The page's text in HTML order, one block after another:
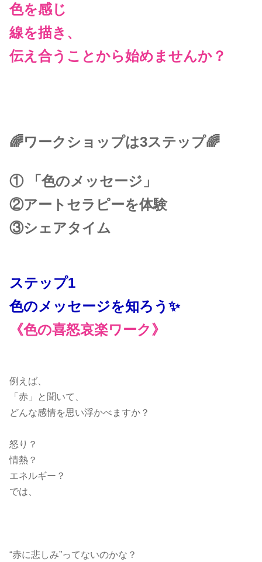
色を感じ
線を描き、
伝え合うことから始めませんか？
🌈ワークショップは3ステップ🌈
①「色のメッセージ」
②アートセラピーを体験
③シェアタイム
ステップ1
色のメッセージを知ろう✨
《色の喜怒哀楽ワーク》
例えば、
「赤」と聞いて、
どんな感情を思い浮かべますか？
怒り？
情熱？
エネルギー？
では、
“赤に悲しみ”ってないのかな？